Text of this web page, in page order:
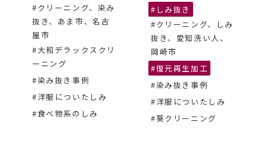
#クリーニング、染み
抜き、あま市、名古
屋市
#大和デラックスクリ
ーニング
#染み抜き事例
#洋服についたしみ
#食べ物系のしみ
#しみ抜き
#クリーニング、しみ
抜き、愛知洗い人、
岡崎市
#復元再生加工
#染み抜き事例
#洋服についたしみ
#葵クリーニング